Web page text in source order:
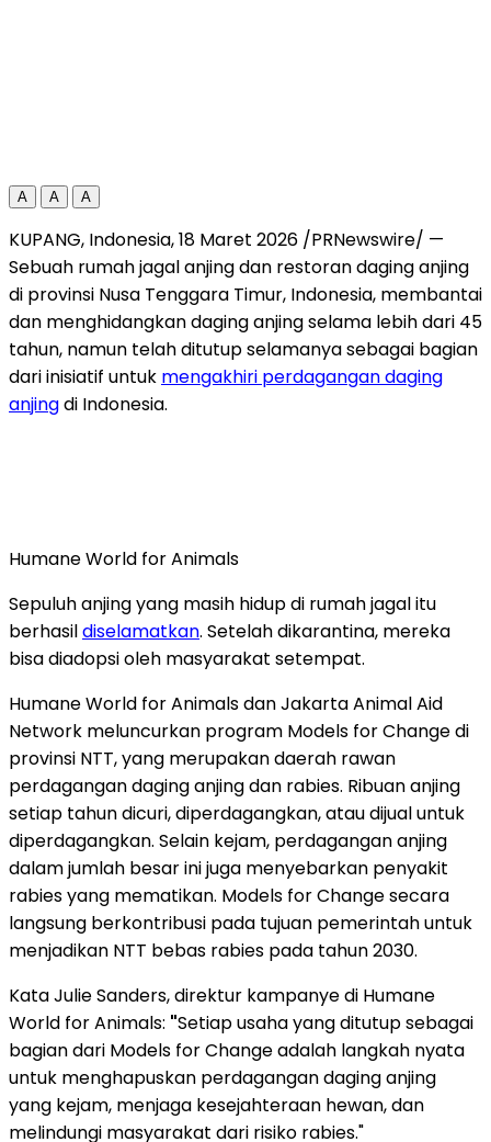
A A A
KUPANG, Indonesia,18 Maret 2026 /PRNewswire/ —
Sebuah rumah jagal anjing dan restoran daging anjing
di provinsi Nusa Tenggara Timur, Indonesia, membantai
dan menghidangkan daging anjing selama lebih dari 45
tahun, namun telah ditutup selamanya sebagai bagian
dari inisiatif untuk mengakhiri perdagangan daging
anjingdi Indonesia.
Humane World for Animals
Sepuluh anjing yang masih hidup di rumah jagal itu
berhasildiselamatkan. Setelah dikarantina, mereka
bisa diadopsi oleh masyarakat setempat.
Humane World for Animals dan Jakarta Animal Aid
Network meluncurkan program Models for Change di
provinsi NTT, yang merupakan daerah rawan
perdagangan daging anjing dan rabies. Ribuan anjing
setiap tahun dicuri, diperdagangkan, atau dijual untuk
diperdagangkan. Selain kejam, perdagangan anjing
dalam jumlah besar ini juga menyebarkan penyakit
rabies yang mematikan. Models for Change secara
langsung berkontribusi pada tujuan pemerintah untuk
menjadikan NTT bebas rabies pada tahun 2030.
Kata Julie Sanders, direktur kampanye di Humane
World for Animals: "Setiap usaha yang ditutup sebagai
bagian dari Models for Change adalah langkah nyata
untuk menghapuskan perdagangan daging anjing
yang kejam, menjaga kesejahteraan hewan, dan
melindungi masyarakat dari risiko rabies."